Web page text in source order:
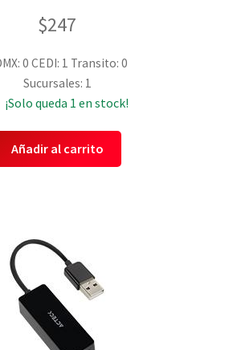
$247
0 CEDI: 1 Transito: 0
Sucursales: 1
¡Solo queda 1 en stock!
Añadir al carrito